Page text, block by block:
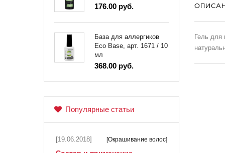
Гель для
176.00 руб.
База для аллергиков
Eco Base, арт. 1671 / 10
мл
368.00 руб.
Популярные статьи
[19.06.2018] [Окрашивание волос]